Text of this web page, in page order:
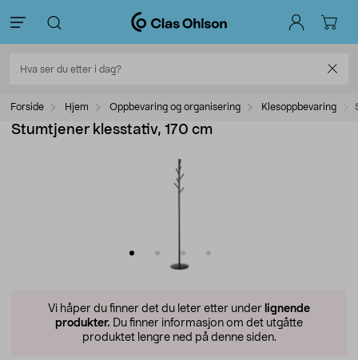
Forside Hjem Oppbevaring og organisering Klesoppbevaring
Stumtjener klesstativ, 170 cm
Vi håper du finner det du leter etter under lignende
produkter. Du finner informasjon om det utgåtte
produktet lengre ned på denne siden.